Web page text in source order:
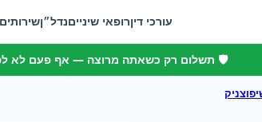
עורכי דיןרופאי שינייםנדל״ןשירותים
🛡️ תשלום רק כשאתה מרוצה — אף פעם לא